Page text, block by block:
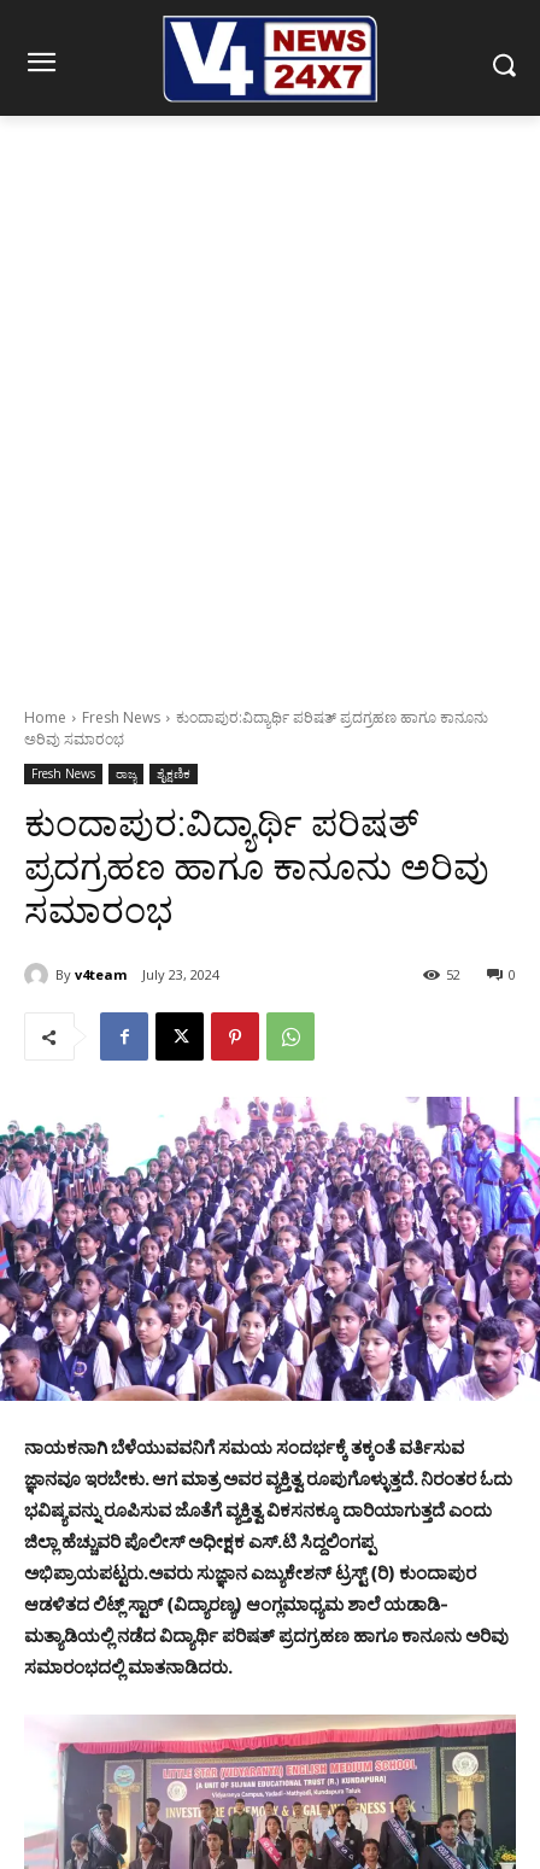
Home Fresh News
ಕುಂದಾಪುರ:ವಿದ್ಯಾರ್ಥಿ ಪರಿಷತ್ ಪ್ರದಗ್ರಹಣ ಹಾಗೂ ಕಾನೂನು
ಅರಿವು ಸಮಾರಂಭ
Fresh News ರಾಜ್ಯ ಶೈಕ್ಷಣಿಕ
ಕುಂದಾಪುರ:ವಿದ್ಯಾರ್ಥಿ ಪರಿಷತ್
ಪ್ರದಗ್ರಹಣ ಹಾಗೂ ಕಾನೂನು ಅರಿವು
ಸಮಾರಂಭ
By v4team July 23, 2024 0
52
ನಾಯಕನಾಗಿ ಬೆಳೆಯುವವನಿಗೆ ಸಮಯ ಸಂದರ್ಭಕ್ಕೆ ತಕ್ಕಂತೆ ವರ್ತಿಸುವ
ಜ್ಞಾನವೂ ಇರಬೇಕು. ಆಗ ಮಾತ್ರ ಅವರ ವ್ಯಕ್ತಿತ್ವ ರೂಪುಗೊಳ್ಳುತ್ತದೆ. ನಿರಂತರ ಓದು
ಭವಿಷ್ಯವನ್ನು ರೂಪಿಸುವ ಜೊತೆಗೆ ವ್ಯಕ್ತಿತ್ವ ವಿಕಸನಕ್ಕೂ ದಾರಿಯಾಗುತ್ತದೆ ಎಂದು
ಜಿಲ್ಲಾ ಹೆಚ್ಚುವರಿ ಪೊಲೀಸ್ ಅಧೀಕ್ಷಕ ಎಸ್.ಟಿ ಸಿದ್ದಲಿಂಗಪ್ಪ
ಅಭಿಪ್ರಾಯಪಟ್ಟರು.ಅವರು ಸುಜ್ಞಾನ ಎಜ್ಯುಕೇಶನ್ ಟ್ರಸ್ಟ್ (ರಿ) ಕುಂದಾಪುರ
ಆಡಳಿತದ ಲಿಟ್ಲ್ ಸ್ಟಾರ್ (ವಿದ್ಯಾರಣ್ಯ) ಆಂಗ್ಲಮಾಧ್ಯಮ ಶಾಲೆ ಯಡಾಡಿ-
ಮತ್ಯಾಡಿಯಲ್ಲಿ ನಡೆದ ವಿದ್ಯಾರ್ಥಿ ಪರಿಷತ್ ಪ್ರದಗ್ರಹಣ ಹಾಗೂ ಕಾನೂನು ಅರಿವು
ಸಮಾರಂಭದಲ್ಲಿ ಮಾತನಾಡಿದರು.